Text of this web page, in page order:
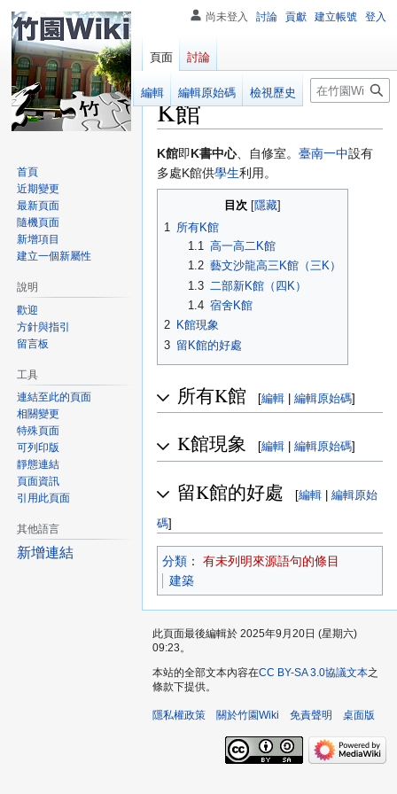
K館
跳
至
導
跳
至
搜
K館即K書中心、自修室。 臺南一中設有
多處K館供學生利用。
目次
1
所有K館
1.1
高一高二K館
1.2 藝文沙龍高三K館（三K）
1.3
二部新K館（四K）
1.4 宿舍K館
2 K館現象
3 留K館的好處
所有K館 [編輯 編輯原始碼]
K館現象 [編輯 編輯原始碼]
留K館的好處 [編輯 | 編輯原始
碼]
分類 ：​
有未列明來源語句的條目
建築
尚未登入 討論 貢獻 建立帳號 登入
頁面 討論
閱讀 編輯 編輯原始碼 檢視歷史
搜
首頁
近期變更
最新頁面
隨機頁面
新增項目
建立一個新屬性
說明
歡迎
方針與指引
留言板
工具
連結至此的頁面
相關變更
特殊頁面
可列印版
靜態連結
頁面資訊
引用此頁面
其他語言
新增連結
此頁面最後編輯於 2025年9月20日 (星期六)
09:23。
本站的全部文本內容在CC BY-SA 3.0協議文本之
條款下提供。
隱私權政策 關於竹園Wiki 免責聲明 桌面版